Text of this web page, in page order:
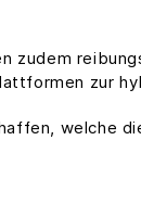
zudem
zur
welche